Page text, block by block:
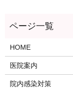
HOME
医院案内
院内感染対策